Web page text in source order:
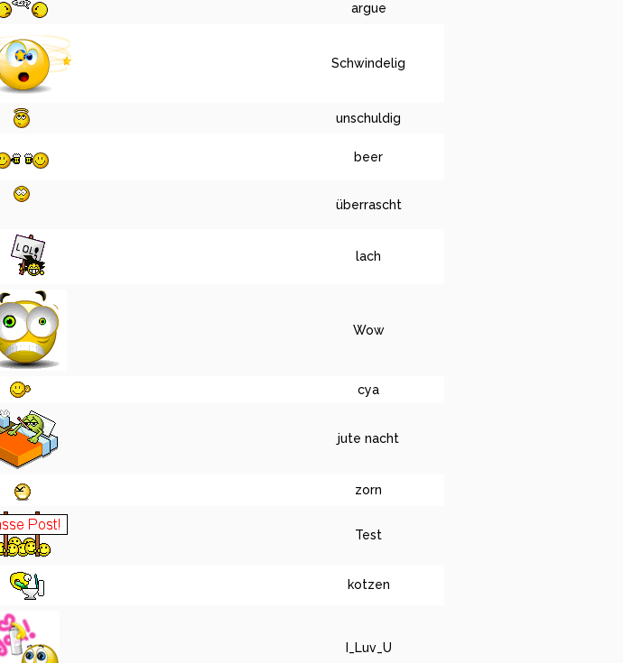
argue
Schwindelig
unschuldig
beer
überrascht
lach
Wow
cya
jute nacht
zorn
Test
kotzen
I_Luv_U